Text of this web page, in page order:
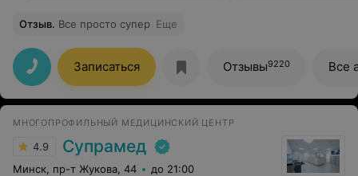
Отзыв. Все просто супер Еще
Записаться Отзывы9220 Все
МНОГОПРОФИЛЬНЫЙ МЕДИЦИНСКИЙ ЦЕНТР
4.9 Супрамед
Минск, пр-т Жукова, 44 до 21:00